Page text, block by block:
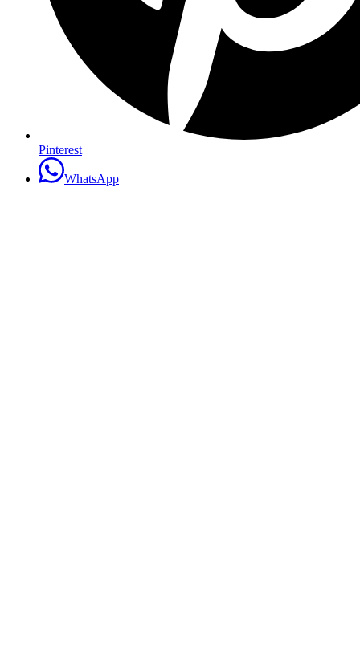
Pinterest
WhatsApp